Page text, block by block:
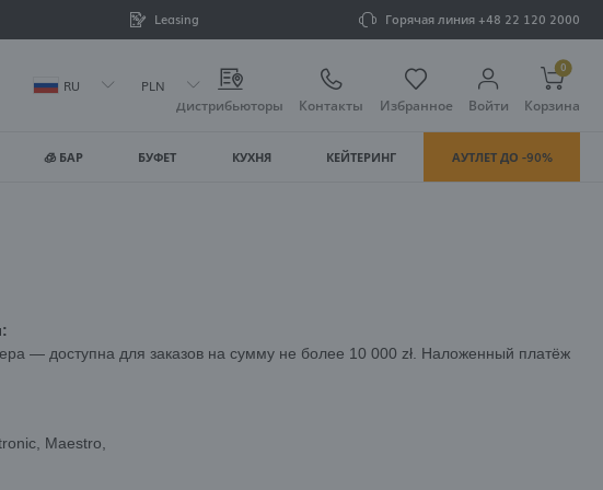
Leasing Горячая линия +48 22 120 2000
RU PLN
Дистрибьюторы Контакты Избранное Войти
истории покупок
0
Корзина
Ваша корзина пуста
🧊 БАР БУФЕТ КУХНЯ КЕЙТЕРИНГ АУТЛЕТ ДО -90%
— доступна для заказов на сумму не более 10 000 zł. Наложенный платёж
Maestro,